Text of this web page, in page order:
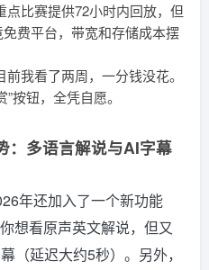
点比赛提供72小时内回放，但
费平台，带宽和存储成本摆
前我看了两周，一分钱没花。
按钮，全凭自愿。
：多语言解说与AI字幕
年还加入了一个新功能
想看原声英文解说，但又
（延迟大约5秒）。另外，